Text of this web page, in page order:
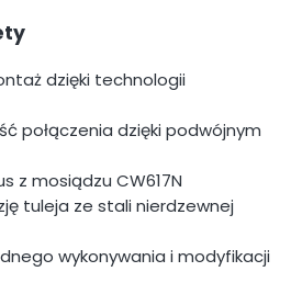
dzięki technologii
połączenia dzięki podwójnym
z mosiądzu CW617N
tuleja ze stali nierdzewnej
wykonywania i modyfikacji